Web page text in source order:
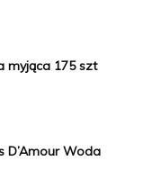
myjąca 175 szt
D’Amour Woda